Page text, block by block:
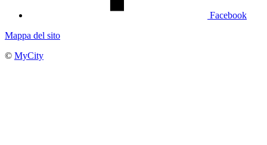
Facebook
Mappa del sito
© MyCity